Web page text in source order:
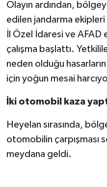
Olayın ardından,
edilen jandarma
İl Özel İdaresi ve
çalışma başlattı.
neden olduğu
için yoğun mesai
İki otomobil kaza
Heyelan sırasında,
otomobilin çarpışması
meydana geldi.